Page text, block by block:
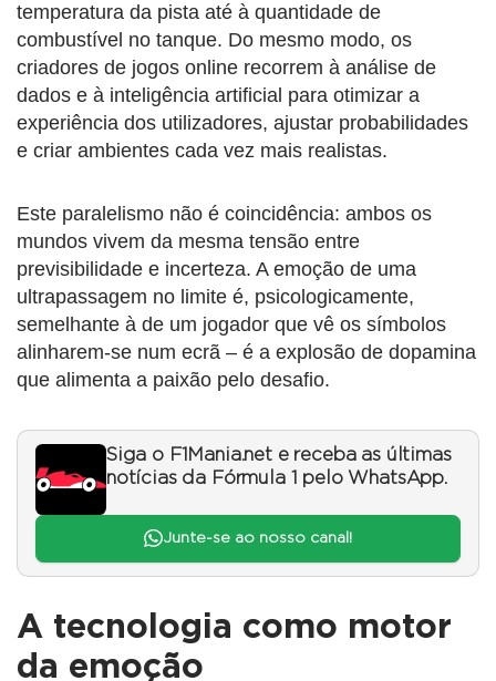
temperatura da pista até à quantidade de
combustível no tanque. Do mesmo modo, os
criadores de jogos online recorrem à análise de
dados e à inteligência artificial para otimizar a
experiência dos utilizadores, ajustar probabilidades
e criar ambientes cada vez mais realistas.
Este paralelismo não é coincidência: ambos os
mundos vivem da mesma tensão entre
previsibilidade e incerteza. A emoção de uma
ultrapassagem no limite é, psicologicamente,
semelhante à de um jogador que vê os símbolos
alinharem-se num ecrã – é a explosão de dopamina
que alimenta a paixão pelo desafio.
Siga o F1Mania.net e receba as últimas
notícias da Fórmula 1 pelo WhatsApp.
Junte-se ao nosso canal!
A tecnologia como motor
da emoção